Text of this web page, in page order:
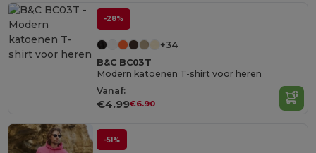
-28%
+34
B&C BC03T
Modern katoenen T-shirt voor heren
Vanaf:
€4.99€6.90
-51%